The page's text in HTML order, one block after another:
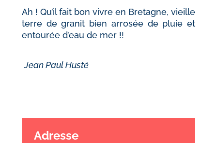
Ah ! Qu’il fait bon vivre en Bretagne, vieille
terre de granit bien arrosée de pluie et
entourée d’eau de mer !!
Jean Paul Husté
Adresse